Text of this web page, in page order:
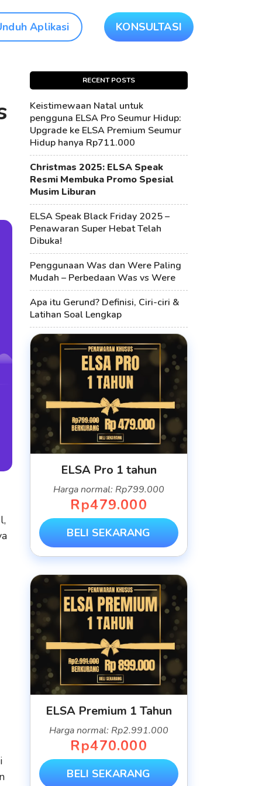
Aplikasi KONSULTASI
RECENT POSTS
Keistimewaan Natal untuk
pengguna ELSA Pro Seumur Hidup:
Upgrade ke ELSA Premium Seumur
Hidup hanya Rp711.000
Christmas 2025: ELSA Speak
Resmi Membuka Promo Spesial
Musim Liburan
ELSA Speak Black Friday 2025 –
Penawaran Super Hebat Telah
Dibuka!
Penggunaan Was dan Were Paling
Mudah – Perbedaan Was vs Were
Apa itu Gerund? Definisi, Ciri-ciri &
Latihan Soal Lengkap
ELSA Pro 1 tahun
Harga normal: Rp799.000
Rp479.000
BELI SEKARANG
ELSA Premium 1 Tahun
Harga normal: Rp2.991.000
Rp470.000
BELI SEKARANG